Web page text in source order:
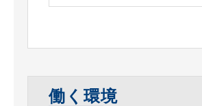
働く環境